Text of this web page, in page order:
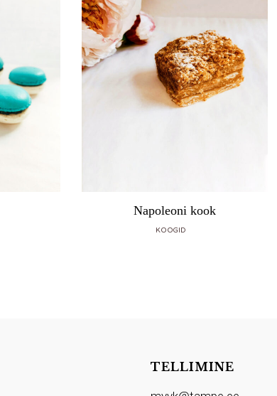
Napoleoni kook
KOOGID
TELLIMINE